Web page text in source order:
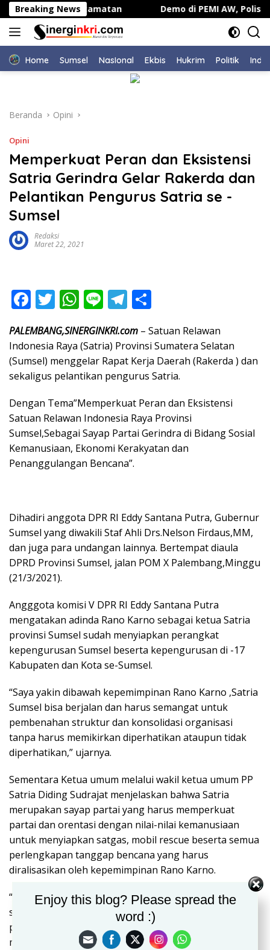
Langsung
ke
konten
Breaking News
di 30 Kecamatan Demo di PEMI AW, Polisi
Home Sumsel NasIonal Ekbis Hukrim Politik
Beranda Opini
Opini
Memperkuat Peran dan Eksistensi
Satria Gerindra Gelar Rakerda dan
Pelantikan Pengurus Satria se -
Sumsel
Redaksi
Maret 22, 2021
F
e
b
o
o
k
T
itt
er
W
at
s
A
p
p
Li
e
T
e
gr
a
m
ar
e
PALEMBANG,SINERGINKRI.com – Satuan Relawan
Indonesia Raya (Satria) Provinsi Sumatera Selatan
(Sumsel) menggelar Rapat Kerja Daerah (Rakerda ) dan
sekaligus pelantikan pengurus Satria.
Dengan Tema”Memperkuat Peran dan Eksistensi
Satuan Relawan Indonesia Raya Provinsi
Sumsel,Sebagai Sayap Partai Gerindra di Bidang Sosial
Kemanusiaan, Ekonomi Kerakyatan dan
Penanggulangan Bencana”.
Dihadiri anggota DPR RI Eddy Santana Putra, Gubernur
Sumsel yang diwakili Staf Ahli Drs.Nelson Firdaus,MM,
dan juga para undangan lainnya. Bertempat diaula
DPRD Provinsi Sumsel, jalan POM X Palembang,Minggu
(21/3/2021).
Angggota komisi V DPR RI Eddy Santana Putra
mengatakan adinda Rano Karno sebagai ketua Satria
provinsi Sumsel sudah menyiapkan perangkat
kepengurusan Sumsel beserta kepengurusan di -17
Kabupaten dan Kota se-Sumsel.
“Saya yakin dibawah kepemimpinan Rano Karno ,Satria
Sumsel bisa berjalan dan harus semangat untuk
pembenahan struktur dan konsolidasi organisasi
tanpa harus memikirkan diperhatikan ataupun tidak
diperhatikan,” ujarnya.
Sementara Ketua umum melalui wakil ketua umum PP
Satria Diding Sudrajat menjelaskan bahwa Satria
merupakan sayap partai yang harus memperkuat
partai dan orentasi dengan nilai-nilai kemanusiaan
untuk menyiapkan satgas, mobil rescue beserta semua
perlengkapan tanggap bencana yang harus
diralisasikan oleh kepemimpinan Rano Karno.
“Kepada semua perangkat sayap partai dari Provinsi
sampai Kabupaten Kota akan mendukung program-
program tersebut, dan semua kader-kader harus
menjiwai semangat-semangat kemanusiaan.Karena itu
Enjoy this blog? Please spread the
word :)